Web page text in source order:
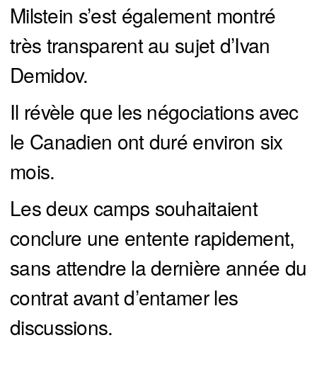
Milstein s’est également montré
très transparent au sujet d’Ivan
Demidov.
Il révèle que les négociations avec
le Canadien ont duré environ six
mois.
Les deux camps souhaitaient
conclure une entente rapidement,
sans attendre la dernière année du
contrat avant d’entamer les
discussions.